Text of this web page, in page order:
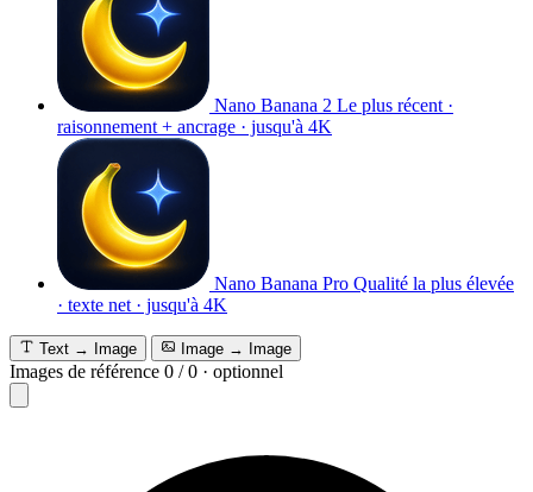
Nano Banana 2 Le plus récent ·
raisonnement + ancrage · jusqu'à 4K
Nano Banana Pro Qualité la plus élevée
· texte net · jusqu'à 4K
Text → Image Image → Image
Images de référence 0 /0 · optionnel